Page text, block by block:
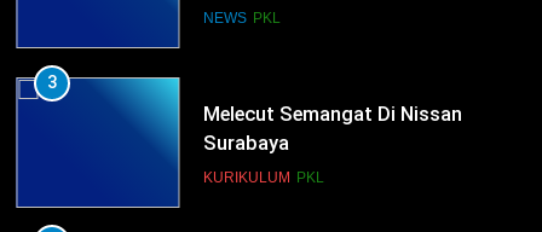
Kompetensi Keahlian TKRO
NEWS PKL
3
Melecut Semangat Di Nissan
Surabaya
KURIKULUM PKL